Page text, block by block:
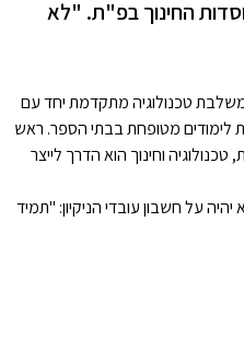
החינוך בפ"ת. "לא
משלבת טכנולוגיה מתקדמת יחד עם
לימודים מטופחת בבתי הספר. ראש
וחינוך הוא הדרך לייצר
על חשבון עובדי הניקיון: "תמיד